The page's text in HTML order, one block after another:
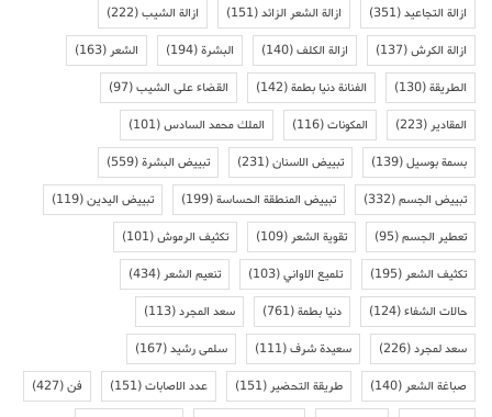
ازالة التجاعيد(351) ازالة الشعر الزائد(151) ازالة الشيب(222)
ازالة الكرش(137) ازالة الكلف(140) البشرة(194) الشعر (163)
الطريقة(130) الفنانة دنيا بطمة(142) القضاء على الشيب(97)
المقادير (223) المكونات(116) الملك محمد السادس(101)
بسمة بوسيل(139) تبييض الاسنان(231) تبييض البشرة(559)
تبييض الجسم(332) تبييض المنطقة الحساسة(199) تبييض اليدين(119)
تعطير الجسم(95) تقوية الشعر (109) تكثيف الرموش(101)
تكثيف الشعر (195) تلميع الاواني(103) تنعيم الشعر (434)
حالات الشفاء(124) دنيا بطمة(761) سعد المجرد(113)
سعد لمجرد(226) سعيدة شرف(111) سلمى رشيد(167)
صباغة الشعر (140) طريقة التحضير (151) عدد الاصابات(151) فن(427)